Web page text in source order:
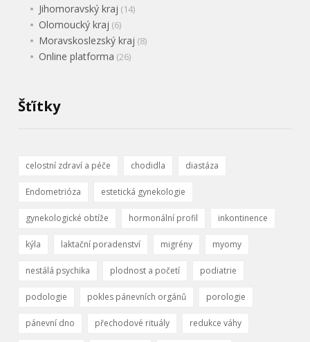
Jihomoravský kraj (14)
Olomoucký kraj (6)
Moravskoslezský kraj (8)
Online platforma (26)
Šťítky
celostní zdraví a péče chodidla diastáza
Endometrióza estetická gynekologie
gynekologické obtíže hormonální profil inkontinence
kýla laktační poradenství migrény myomy
nestálá psychika plodnost a početí podiatrie
podologie pokles pánevních orgánů porologie
pánevní dno přechodové rituály redukce váhy